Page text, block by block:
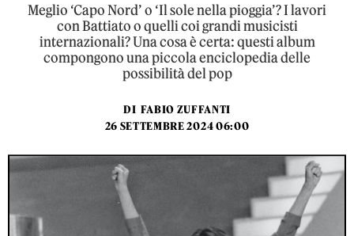
Meglio ‘Capo Nord’ o ‘Il sole nella pioggia’? I lavori
con Battiato o quelli coi grandi musicisti
internazionali? Una cosa è certa: questi album
compongono una piccola enciclopedia delle
possibilità del pop
DI FABIO ZUFFANTI
26 SETTEMBRE 2024 06:00